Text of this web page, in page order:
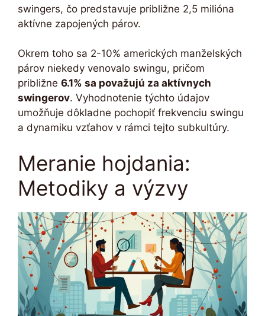
swingers, čo predstavuje približne 2,5 milióna
aktívne zapojených párov.
Okrem toho sa 2-10% amerických manželských
párov niekedy venovalo swingu, pričom
približne 6.1% sa považujú za aktívnych
swingerov. Vyhodnotenie týchto údajov
umožňuje dôkladne pochopiť frekvenciu swingu
a dynamiku vzťahov v rámci tejto subkultúry.
Meranie hojdania:
Metodiky a výzvy